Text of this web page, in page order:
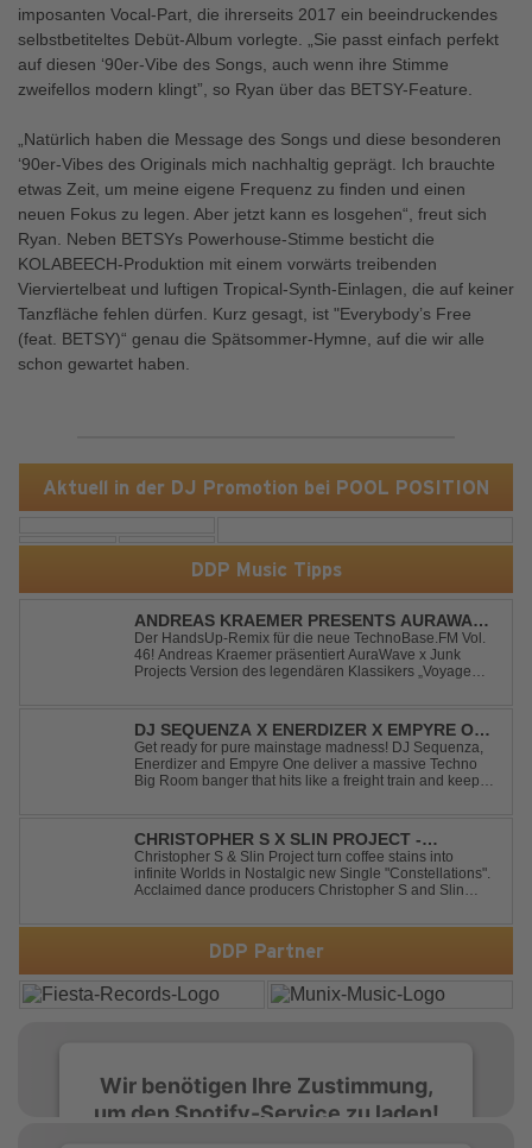
Aktuell in der DJ Promotion bei POOL POSITION
DDP Music Tipps
ANDREAS KRAEMER PRESENTS AURAWAVE
X JUNK PROJECT - VOYAGE VOYAGE
(TIMSTER & NINTH REMIX)
Der HandsUp-Remix für die neue TechnoBase.FM Vol.
46! Andreas Kraemer präsentiert AuraWave x Junk
Projects Version des legendären Klassikers „Voyage
Westfalen verwandelt den zeitlosen Song mit druckvoll...
DJ SEQUENZA X ENERDIZER X EMPYRE ONE
- UNTIL THE MORNING LIGHT
Get ready for pure mainstage madness! DJ Sequenza,
Enerdizer and Empyre One deliver a massive Techno
Big Room banger that hits like a freight train and keeps
and an unstoppable festival...
CHRISTOPHER S X SLIN PROJECT -
CONSTELLATIONS
Christopher S & Slin Project turn coffee stains into
infinite Worlds in Nostalgic new Single "Constellations".
Acclaimed dance producers Christopher S and Slin
highly anticipated new single, "Constellations." Moving
away from standard club ...
DDP Partner
Wir benötigen Ihre Zustimmung,
um den Spotify-Service zu laden!
imposanten Vocal-Part, die ihrerseits 2017 ein beeindruckendes
selbstbetiteltes Debüt-Album vorlegte. „Sie passt einfach perfekt
auf diesen ‘90er-Vibe des Songs, auch wenn ihre Stimme
zweifellos modern klingt”, so Ryan über das BETSY-Feature.
„Natürlich haben die Message des Songs und diese besonderen
‘90er-Vibes des Originals mich nachhaltig geprägt. Ich brauchte
etwas Zeit, um meine eigene Frequenz zu finden und einen
neuen Fokus zu legen. Aber jetzt kann es losgehen“, freut sich
Ryan. Neben BETSYs Powerhouse-Stimme besticht die
KOLABEECH-Produktion mit einem vorwärts treibenden
Vierviertelbeat und luftigen Tropical-Synth-Einlagen, die auf keiner
Tanzfläche fehlen dürfen. Kurz gesagt, ist "Everybody’s Free
(feat. BETSY)“ genau die Spätsommer-Hymne, auf die wir alle
schon gewartet haben.